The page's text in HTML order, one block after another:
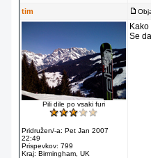
tim
Pili dile po vsaki furi
Pridružen/-a: Pet Jan 2007
22:49
Prispevkov: 799
Kraj: Birmingham, UK
Se